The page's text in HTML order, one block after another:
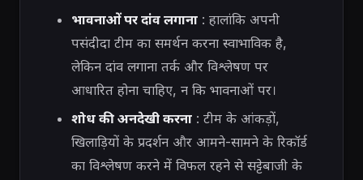
भावनाओं पर दांव लगाना: हालांकि अपनी
पसंदीदा टीम का समर्थन करना स्वाभाविक है,
लेकिन दांव लगाना तर्क और विश्लेषण पर
आधारित होना चाहिए, न कि भावनाओं पर।
शोध की अनदेखी करना: टीम के आंकड़ों,
खिलाड़ियों के प्रदर्शन और आमने-सामने के रिकॉर्ड
का विश्लेषण करने में विफल रहने से सट्टेबाजी के